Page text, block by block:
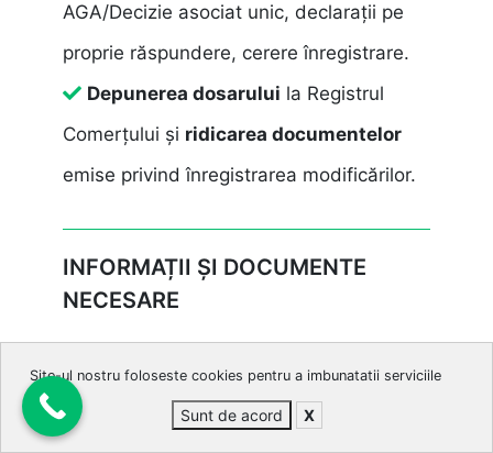
Site-ul nostru foloseste cookies pentru a imbunatatii serviciile
Sunt de acord X
AGA/Decizie asociat unic, declarații pe
proprie răspundere, cerere înregistrare.
Depunerea dosarului la Registrul
Comerțului și ridicarea documentelor
emise privind înregistrarea modificărilor.
INFORMAȚII ȘI DOCUMENTE
NECESARE
Copie documente de identitate
asociat/administrator.